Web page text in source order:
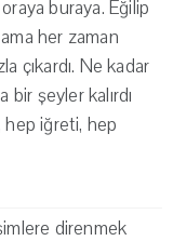
oraya buraya. Eğilip
her zaman
çıkardı. Ne kadar
şeyler kalırdı
hep iğreti, hep
direnmek